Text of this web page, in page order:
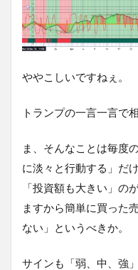
ややこしいですねぇ。
トランプの一言一言で
ま、そんなことは毎度
に淡々と行動する」だ
「投資額も大きい」の
ますから簡単に買った
ない」というべきか。
サインも「弱、中、強